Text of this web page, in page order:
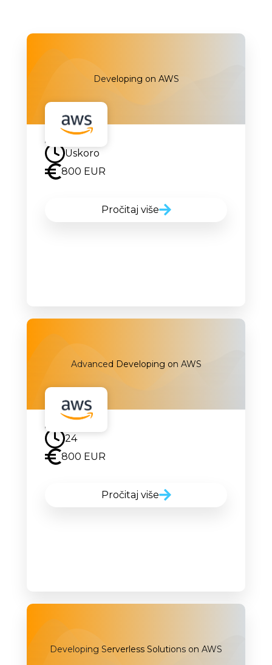
Developing on AWS
Uskoro
Uskoro
800 EUR
Pročitaj više
Advanced Developing on AWS
Uskoro
24
800 EUR
Pročitaj više
Developing Serverless Solutions on AWS